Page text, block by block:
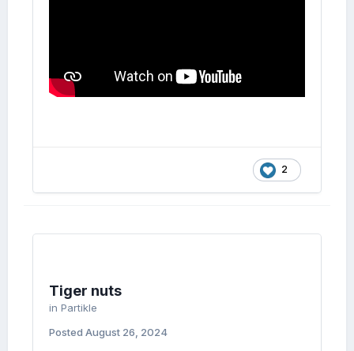
2
Tiger nuts
in Partikle
Posted August 26, 2024